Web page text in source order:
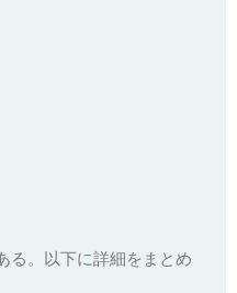
る。以下に詳細をまとめ